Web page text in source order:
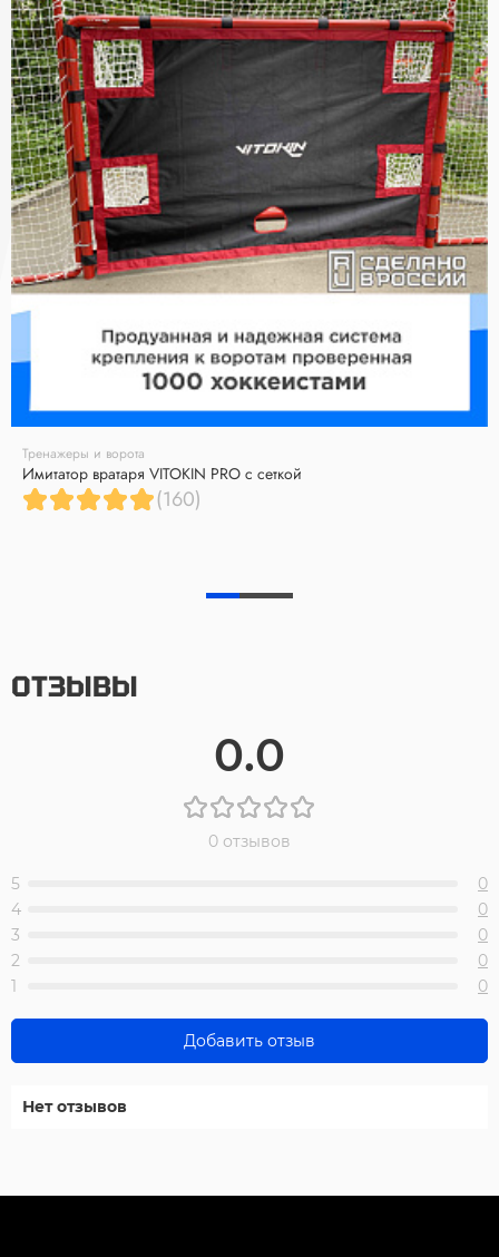
Тренажеры и ворота
Имитатор вратаря VITOKIN PRO с сеткой
(160)
ОТЗЫВЫ
0.0
0 отзывов
5
0
4
0
3
0
2
0
1
0
Добавить отзыв
Нет отзывов